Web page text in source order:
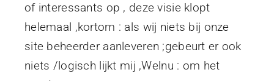
of interessants op , deze visie klopt
helemaal ,kortom : als wij niets bij onze
site beheerder aanleveren ;gebeurt er ook
niets /logisch lijkt mij ,Welnu : om het